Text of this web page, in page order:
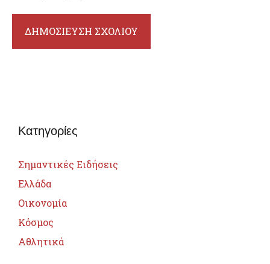
Κατηγορίες
Σημαντικές Ειδήσεις
Ελλάδα
Οικονομία
Κόσμος
Αθλητικά